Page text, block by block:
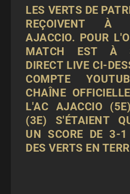
LES VERTS DE
REÇOIVENT
AJACCIO. POUR
MATCH EST À
DIRECT LIVE CI-
COMPTE
CHAÎNE
L'AC AJACCIO
(3E) S'ÉTAIENT
UN SCORE DE 3-1
DES VERTS EN